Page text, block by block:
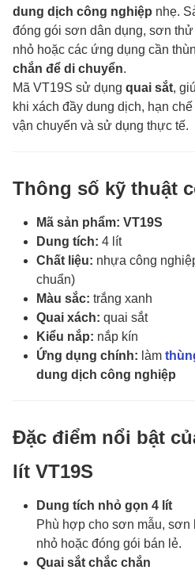
dung dịch công nghiệp nhẹ.
đóng gói sơn dân dụng, sơn
nhỏ hoặc các ứng dụng cần
chắn để di chuyển.
Mã VT19S sử dụng quai sắt,
khi xách đầy dung dịch, hạn
vận chuyển và sử dụng thực tế.
Thông số kỹ thuật
Mã sản phẩm: VT19S
Dung tích: 4 lít
Chất liệu: nhựa công
chuẩn)
Màu sắc: trắng xanh
Quai xách: quai sắt
Kiểu nắp: nắp kín
Ứng dụng chính: làm
dung dịch công nghiệp
Đặc điểm nổi bật
lít VT19S
Dung tích nhỏ gọn 4 lít
Phù hợp cho sơn mẫu, sơn
nhỏ hoặc đóng gói bán lẻ.
Quai sắt chắc chắn